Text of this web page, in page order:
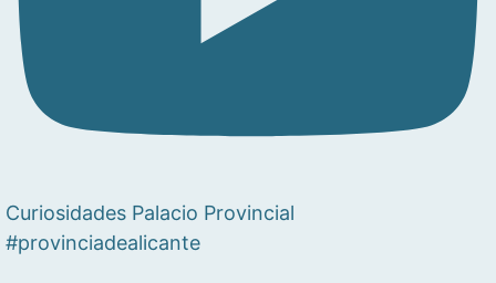
Curiosidades Palacio Provincial
#provinciadealicante